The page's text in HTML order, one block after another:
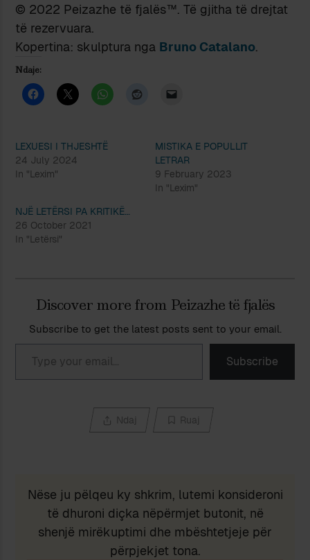
© 2022 Peizazhe të fjalës™. Të gjitha të drejtat
të rezervuara.
Kopertina: skulptura nga Bruno Catalano.
Ndaje:
LEXUESI I THJESHTË
24 July 2024
In "Lexim"
MISTIKA E POPULLIT
LETRAR
9 February 2023
In "Lexim"
NJË LETËRSI PA KRITIKË…
26 October 2021
In "Letërsi"
Discover more from Peizazhe të fjalës
Subscribe to get the latest posts sent to your email.
Type your email…
Subscribe
Ndaj Ruaj
Nëse ju pëlqeu ky shkrim, lutemi konsideroni
të dhuroni diçka nëpërmjet butonit, në
shenjë mirëkuptimi dhe mbështetjeje për
përpjekjet tona.